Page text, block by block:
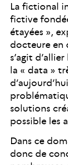
La fictional
fictive
étayées »,
docteure en
s’agit
la « data »
solutions
possible les
Dans ce
donc de